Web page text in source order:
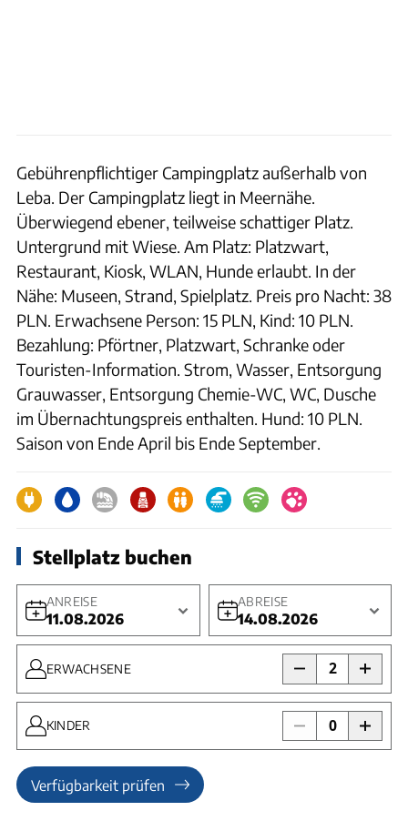
Gebührenpflichtiger Campingplatz außerhalb von
Leba. Der Campingplatz liegt in Meernähe.
Überwiegend ebener, teilweise schattiger Platz.
Untergrund mit Wiese. Am Platz: Platzwart,
Restaurant, Kiosk, WLAN, Hunde erlaubt. In der
Nähe: Museen, Strand, Spielplatz. Preis pro Nacht: 38
PLN. Erwachsene Person: 15 PLN, Kind: 10 PLN.
Bezahlung: Pförtner, Platzwart, Schranke oder
Touristen-Information. Strom, Wasser, Entsorgung
Grauwasser, Entsorgung Chemie-WC, WC, Dusche
im Übernachtungspreis enthalten. Hund: 10 PLN.
Saison von Ende April bis Ende September.
Stellplatz buchen
ANREISE
11.08.2026
ABREISE
14.08.2026
ERWACHSENE 2
KINDER 0
Verfügbarkeit prüfen